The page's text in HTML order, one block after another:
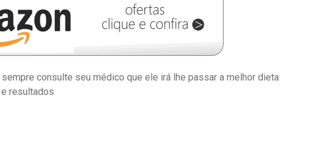
consulte seu médico que ele irá lhe passar a melhor dieta
resultados